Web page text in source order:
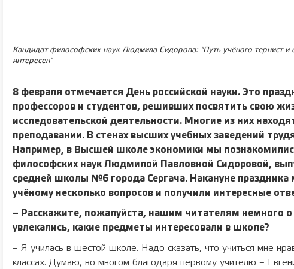
Кандидат философских наук Людмила Сидорова: "Путь учёного тернист и
интересен"
8 февраля отмечается День российской науки. Это
профессоров и студентов, решивших посвятить свою
исследовательской деятельности. Многие из них
преподавании. В стенах высших учебных заведений
Например, в Высшей школе экономики мы
философских наук Людмилой Павловной Сидоровой,
средней школы №6 города Сергача. Накануне
учёному несколько вопросов и получили интересные
– Расскажите, пожалуйста, нашим читателям немного о
увлекались, какие предметы интересовали в школе?
– Я училась в шестой школе. Надо сказать, что учиться мне
классах. Думаю, во многом благодаря первому учителю –